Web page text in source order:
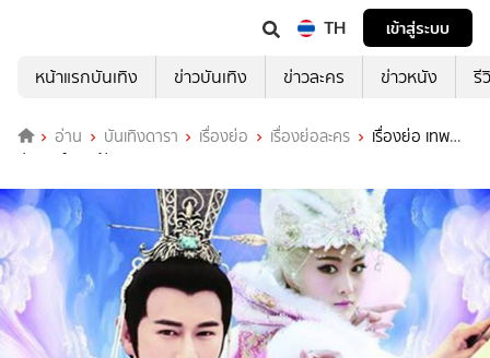
TH
เข้าสู่ระบบ
หน้าแรกบันเทิง
ข่าวบันเทิง ข่าวละคร ข่าวหนัง รี
อ่าน บันเทิงดารา เรื่องย่อ เรื่องย่อละคร
เรื่องย่อ เทพ
ประยุทธ์พิชิตฟ้า